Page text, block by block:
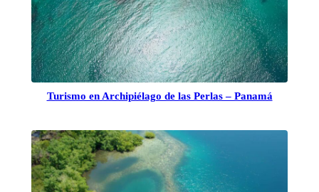
Turismo en Archipiélago de las Perlas – Panamá